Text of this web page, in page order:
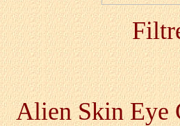
Alien Skin Eye